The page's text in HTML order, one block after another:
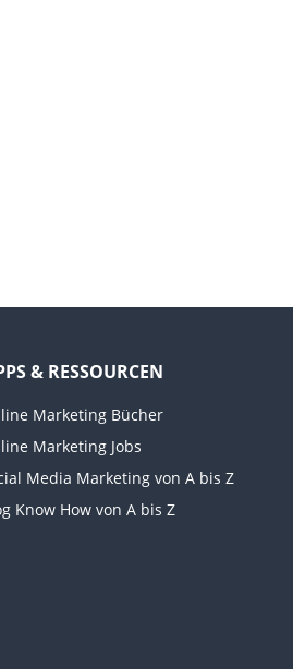
& RESSOURCEN
Marketing Bücher
Marketing Jobs
Media Marketing von A bis Z
Know How von A bis Z